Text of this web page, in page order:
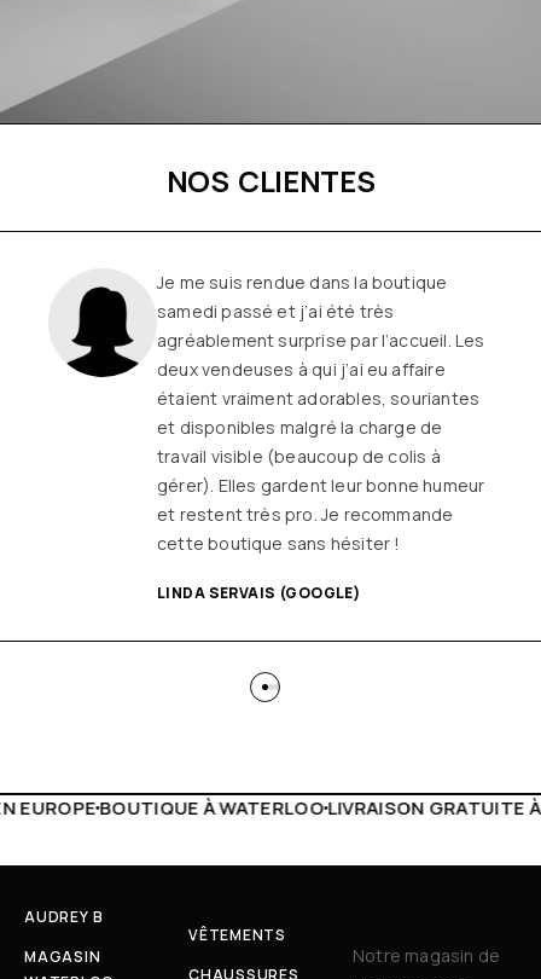
NOS CLIENTES
Une boutique familiale, à l’écoute et
remplie de joie de vivre
Les
vêtements sont de qualité, tendances
et originaux pour différentes
morphologies
et ça fait très
longtemps que j’y vais (depuis le début
ou quasiment) J’adore y faire un tour et
on ne sort jamais (ou presque) sans rien
LIVRAISON GRATUITE À PARTIR DE 150€LIVE
AUDREY B
MAGASIN
VÊTEMENTS
CHAUSSURES
Notre magasin de